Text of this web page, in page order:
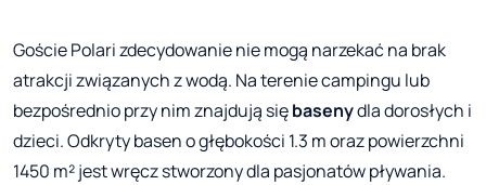
Goście Polari zdecydowanie nie mogą narzekać na brak
atrakcji związanych z wodą. Na terenie campingu lub
bezpośrednio przy nim znajdują siębasenydla dorosłych i
dzieci. Odkryty basen o głębokości 1.3 m oraz powierzchni
1450 m² jest wręcz stworzony dla pasjonatów pływania.